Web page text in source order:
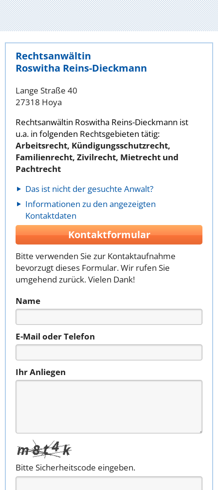
Rechtsanwältin
Roswitha Reins-Dieckmann
Lange Straße 40
27318 Hoya
Rechtsanwältin Roswitha Reins-Dieckmann ist
u.a. in folgenden Rechtsgebieten tätig:
Arbeitsrecht, Kündigungsschutzrecht,
Familienrecht, Zivilrecht, Mietrecht und
Pachtrecht
Das ist nicht der gesuchte Anwalt?
Informationen zu den angezeigten
Kontaktdaten
Kontaktformular
Bitte verwenden Sie zur Kontaktaufnahme
bevorzugt dieses Formular. Wir rufen Sie
umgehend zurück. Vielen Dank!
Name
E-Mail oder Telefon
Ihr Anliegen
Bitte Sicherheitscode eingeben.